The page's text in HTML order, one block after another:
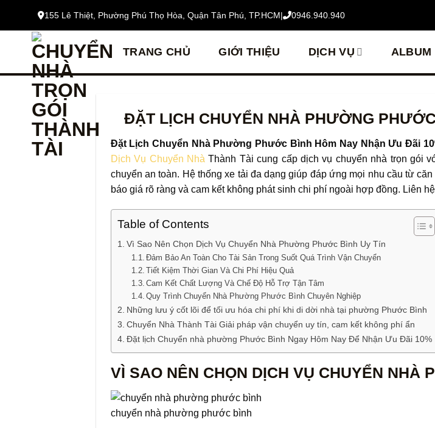
155 Lê Thiệt, Phường Phú Thọ Hòa, Quận Tân Phú, TP.HCM| 0946.940.940
TRANG CHỦ GIỚI THIỆU DỊCH VỤ ALBUM
ĐẶT LỊCH CHUYỂN NHÀ PHƯỜNG
Đặt Lịch Chuyển Nhà Phường Phước Bình Hôm Nay Nhận Ưu Đãi
Dịch Vụ Chuyển Nhà Thành Tài cung cấp dịch vụ chuyển nhà trọn gói
chuyển an toàn. Hệ thống xe tải đa dạng giúp đáp ứng mọi nhu cầu từ
báo giá rõ ràng và cam kết không phát sinh chi phí ngoài hợp đồng. Liên
Table of Contents
Vì Sao Nên Chọn Dịch Vụ Chuyển Nhà Phường Phước Bình Uy Tín
Đảm Bảo An Toàn Cho Tài Sản Trong Suốt Quá Trình Vận Chuyển
Tiết Kiệm Thời Gian Và Chi Phí Hiệu Quả
Cam Kết Chất Lượng Và Chế Độ Hỗ Trợ Tận Tâm
Quy Trình Chuyển Nhà Phường Phước Bình Chuyên Nghiệp
Những lưu ý cốt lõi để tối ưu hóa chi phí khi di dời nhà tại phường Phước Bình
Chuyển Nhà Thành Tài Giải pháp vận chuyển uy tín, cam kết không phí ẩn
Đặt lịch Chuyển nhà phường Phước Bình Ngay Hôm Nay Để Nhận Ưu Đãi 10%
VÌ SAO NÊN CHỌN DỊCH VỤ CHUYỂN NHÀ
chuyển nhà phường phước bình